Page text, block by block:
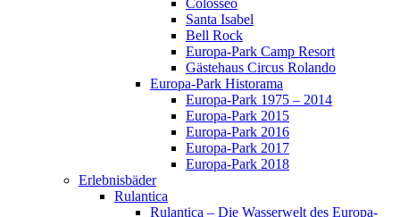
Colosseo
Santa Isabel
Bell Rock
Europa-Park Camp Resort
Gästehaus Circus Rolando
Europa-Park Historama
Europa-Park 1975 – 2014
Europa-Park 2015
Europa-Park 2016
Europa-Park 2017
Europa-Park 2018
Erlebnisbäder
Rulantica
Rulantica – Die Wasserwelt des Europa-